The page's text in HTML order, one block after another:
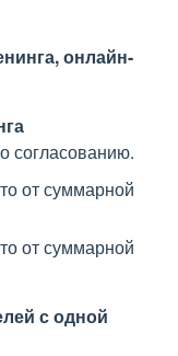
онлайн-
согласованию.
от суммарной
от суммарной
с одной